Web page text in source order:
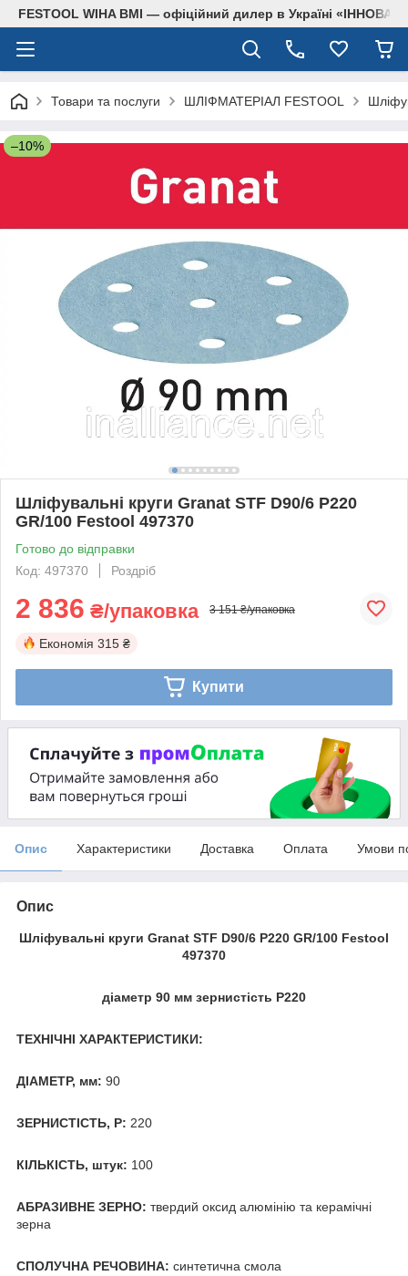
FESTOOL WIHA BMI — офіційний дилер в Україні
Товари та послуги ШЛІФМАТЕРІАЛ FESTOOL
–10%
Шліфувальні круги Granat STF D90/6 P220
GR/100 Festool 497370
Готово до відправки
Код: 497370
Роздріб
2 836 ₴/упаковка 3 151 ₴/упаковка
Економія 315 ₴
Купити
Опис Характеристики Доставка Оплата Умови
Опис
Шліфувальні круги Granat STF D90/6 P220 GR/100 Festool
497370
діаметр 90 мм зернистість P220
ТЕХНІЧНІ ХАРАКТЕРИСТИКИ:
ДІАМЕТР, мм: 90
ЗЕРНИСТІСТЬ, Р: 220
КІЛЬКІСТЬ, штук: 100
АБРАЗИВНЕ ЗЕРНО: твердий оксид алюмінію та керамічні
зерна
СПОЛУЧНА РЕЧОВИНА: синтетична смола